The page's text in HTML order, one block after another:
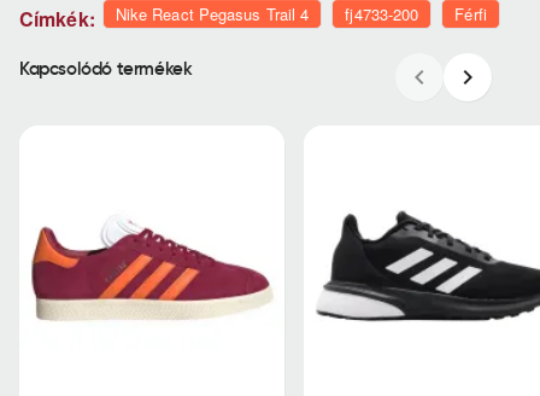
Címkék: Nike React Pegasus Trail 4 fj4733-200 Férfi
Kapcsolódó termékek